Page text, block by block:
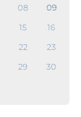
08 09
15 16
22 23
29 30